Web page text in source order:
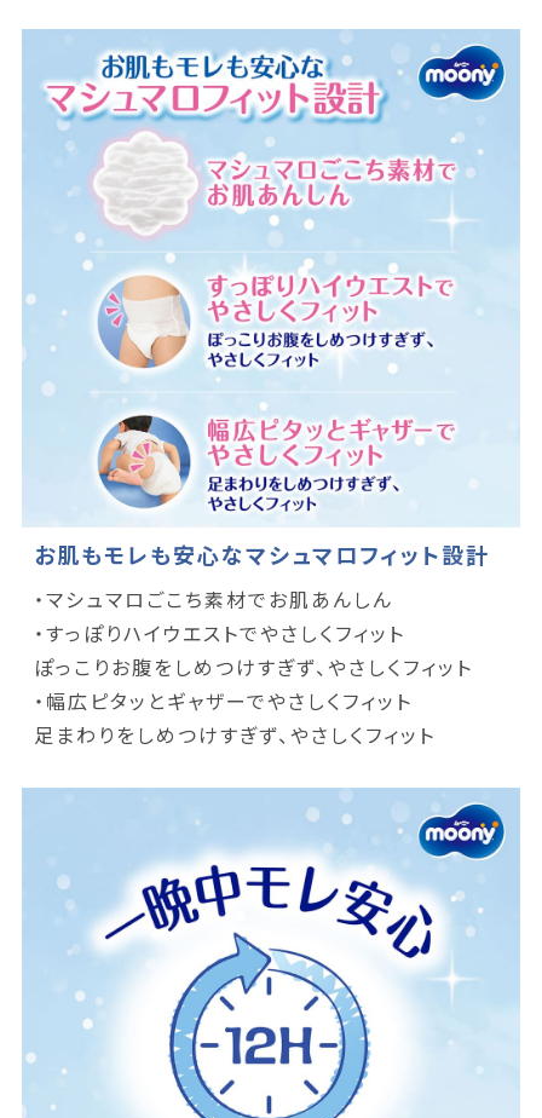
お肌もモレも安心なマシュマロフィット設計
・マシュマロごこち素材でお肌あんしん
・すっぽりハイウエストでやさしくフィット
ぽっこりお腹をしめつけすぎず、やさしくフィット
・幅広ピタッとギャザーでやさしくフィット
足まわりをしめつけすぎず、やさしくフィット